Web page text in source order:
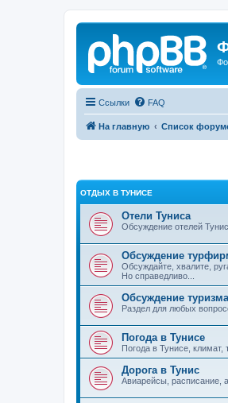
Ссылки FAQ
На главную Список
ОТДЫХ В ТУНИСЕ
Отели Туниса
Обсуждение отелей
Обсуждение
Обсуждайте, хвалите,
Но справедливо...
Обсуждение туризма
Раздел для любых
Погода в Тунисе
Погода в Тунисе, климат,
Дорога в Тунис
Авиарейсы, расписание,